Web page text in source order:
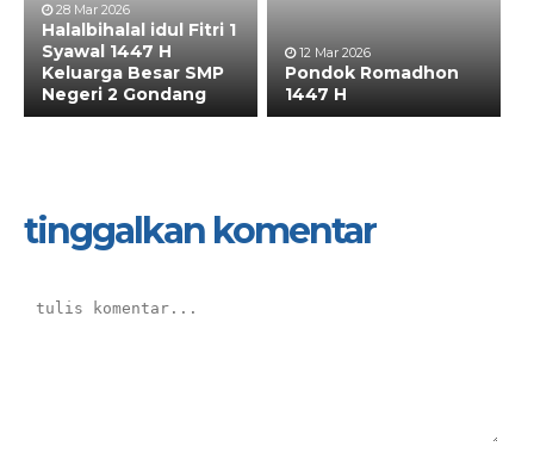
28 Mar 2026
Halalbihalal idul Fitri 1
Syawal 1447 H
Keluarga Besar SMP
Negeri 2 Gondang
12 Mar 2026
Pondok Romadhon
1447 H
tinggalkan komentar